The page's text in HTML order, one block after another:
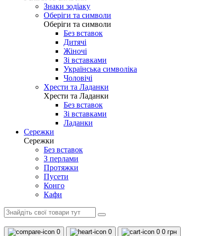
Знаки зодіаку
Оберіги та символи
Оберіги та символи
Без вставок
Дитячі
Жіночі
Зі вставками
Українська символіка
Чоловічі
Хрести та Ладанки
Хрести та Ладанки
Без вставок
Зі вставками
Ладанки
Сережки
Сережки
Без вставок
З перлами
Протяжки
Пусети
Конго
Кафи
0 0 0 0 грн